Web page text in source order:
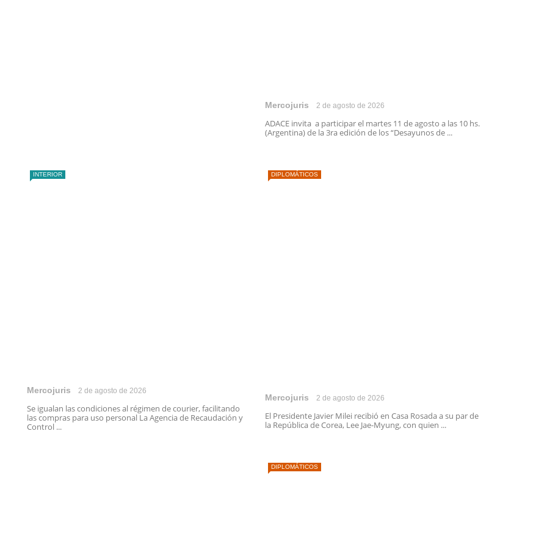
Mercojuris 2 de agosto de 2026
ADACE invita a participar el martes 11 de agosto a las 10 hs.
(Argentina) de la 3ra edición de los “Desayunos de ...
INTERIOR
Mercojuris 2 de agosto de 2026
Se igualan las condiciones al régimen de courier, facilitando
las compras para uso personal La Agencia de Recaudación y
Control ...
DIPLOMÁTICOS
Mercojuris 2 de agosto de 2026
El Presidente Javier Milei recibió en Casa Rosada a su par de
la República de Corea, Lee Jae-Myung, con quien ...
DIPLOMÁTICOS